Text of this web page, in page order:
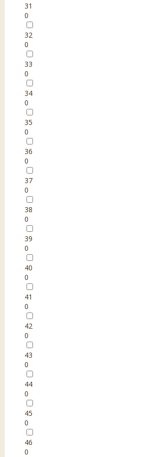
31
0
32
0
33
0
34
0
35
0
36
0
37
0
38
0
39
0
40
0
41
0
42
0
43
0
44
0
45
0
46
0